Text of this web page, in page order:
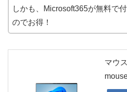
しかも、Microsoft365が無料で
のでお得！
マウ